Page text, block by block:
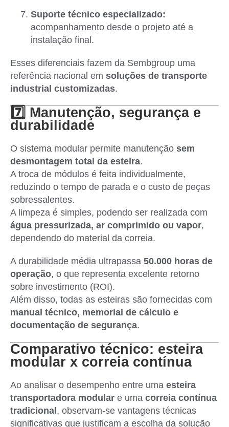
Suporte técnico especializado:
acompanhamento desde o projeto até a
instalação final.
Esses diferenciais fazem da Sembgroup uma
referência nacional em soluções de transporte
industrial customizadas.
7️⃣ Manutenção, segurança e
durabilidade
O sistema modular permite manutenção sem
desmontagem total da esteira.
A troca de módulos é feita individualmente,
reduzindo o tempo de parada e o custo de peças
sobressalentes.
A limpeza é simples, podendo ser realizada com
água pressurizada, ar comprimido ou vapor,
dependendo do material da correia.
A durabilidade média ultrapassa 50.000 horas de
operação, o que representa excelente retorno
sobre investimento (ROI).
Além disso, todas as esteiras são fornecidas com
manual técnico, memorial de cálculo e
documentação de segurança.
Comparativo técnico: esteira
modular x correia contínua
Ao analisar o desempenho entre uma esteira
transportadora modular e uma correia contínua
tradicional , observam-se vantagens técnicas
significativas que justificam a escolha da solução